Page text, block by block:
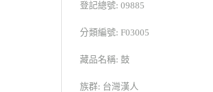
登記總號: 09885
分類編號: F03005
藏品名稱: 鼓
族群: 台灣漢人